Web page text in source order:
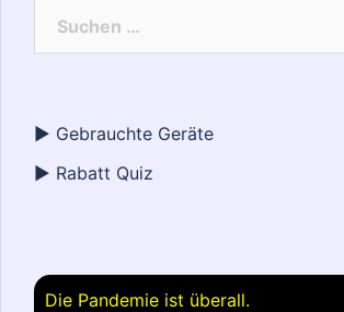
nach:
► Gebrauchte Geräte
► Rabatt Quiz
Die Pandemie ist überall.